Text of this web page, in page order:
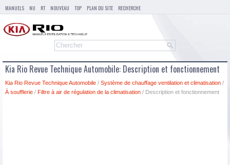
MANUELS NU RT NOUVEAU TOP PLAN DU SITE RECHERCHE
Kia Rio Revue Technique Automobile: Description et fonctionnement
Kia Rio Revue Technique Automobile / Système de chauffage ventilation et climatisation /
À soufflerie / Filtre à air de régulation de la climatisation / Description et fonctionnement